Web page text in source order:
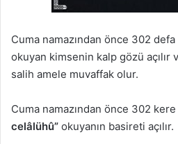
Cuma namazından önce 302 defa
okuyan kimsenin kalp gözü açılır
salih amele muvaffak olur.
Cuma namazından önce 302 kere
celâlühû” okuyanın basireti açılır.